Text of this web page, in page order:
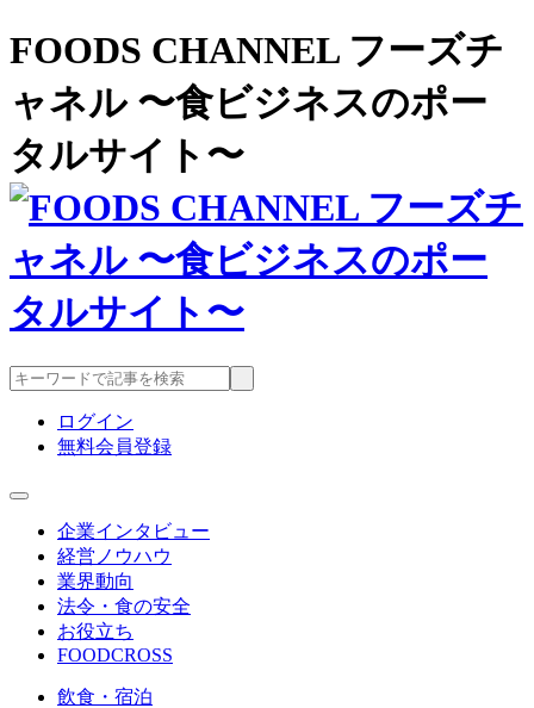
FOODS CHANNEL フーズチ
ャネル 〜食ビジネスのポー
タルサイト〜
ログイン
無料会員登録
企業インタビュー
経営ノウハウ
業界動向
法令・食の安全
お役立ち
FOODCROSS
飲食・宿泊